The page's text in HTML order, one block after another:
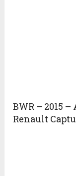
BWR – 2015
Renault